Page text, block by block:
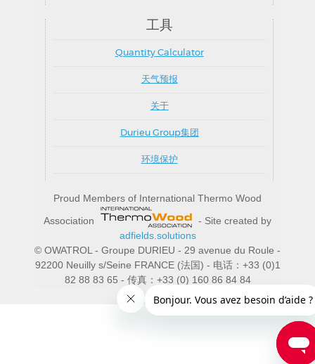
工具
Quantity Calculator
天气预报
关于
Durieu Group集团
环境保护
Proud Members of International Thermo Wood
Association
- Site created by
adfields.solutions
© OWATROL - Groupe DURIEU - 29 avenue du Roule -
92200 Neuilly s/Seine FRANCE (法国) - 电话：+33 (0)1
82 88 83 65 - 传真：+33 (0) 160 86 84 84